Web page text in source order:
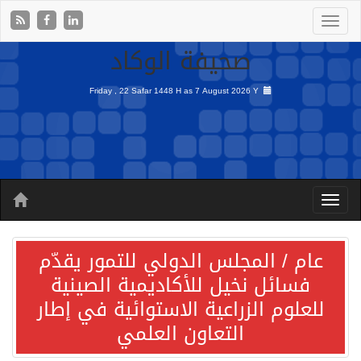
صحيفة الوكاد
Friday , 22 Safar 1448 H as7 August 2026 Y
عام / المجلس الدولي للتمور يقدّم
فسائل نخيل للأكاديمية الصينية
للعلوم الزراعية الاستوائية في إطار
التعاون العلمي